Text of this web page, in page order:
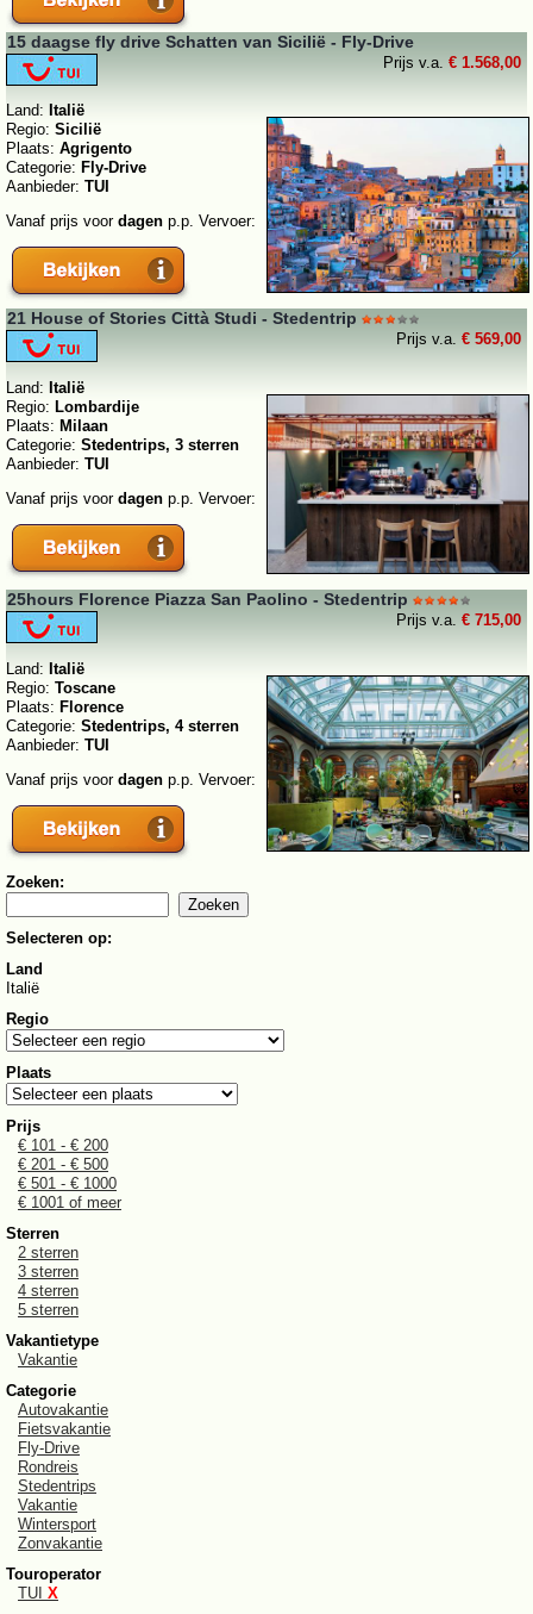
15 daagse fly drive Schatten van Sicilië - Fly-Drive
Prijs v.a. € 1.568,00
Land: Italië
Regio: Sicilië
Plaats: Agrigento
Categorie: Fly-Drive
Aanbieder: TUI
Vanaf prijs voor dagen p.p. Vervoer:
21 House of Stories Città Studi - Stedentrip
Prijs v.a. € 569,00
Land: Italië
Regio: Lombardije
Plaats: Milaan
Categorie: Stedentrips, 3 sterren
Aanbieder: TUI
Vanaf prijs voor dagen p.p. Vervoer:
25hours Florence Piazza San Paolino - Stedentrip
Prijs v.a. € 715,00
Land: Italië
Regio: Toscane
Plaats: Florence
Categorie: Stedentrips, 4 sterren
Aanbieder: TUI
Vanaf prijs voor dagen p.p. Vervoer:
Zoeken:
Selecteren op:
Land
Italië
Regio
Plaats
Prijs
€ 101 - € 200
€ 201 - € 500
€ 501 - € 1000
€ 1001 of meer
Sterren
2 sterren
3 sterren
4 sterren
5 sterren
Vakantietype
Vakantie
Categorie
Autovakantie
Fietsvakantie
Fly-Drive
Rondreis
Stedentrips
Vakantie
Wintersport
Zonvakantie
Touroperator
TUI X